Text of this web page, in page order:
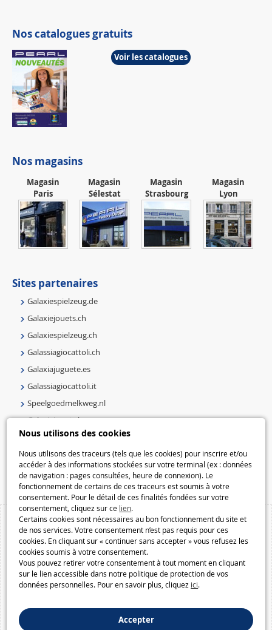
Nous utilisons des cookies
Nous utilisons des traceurs (tels que les cookies) pour inscrire et/ou
accéder à des informations stockées sur votre terminal (ex : données
de navigation : pages consultées, heure de connexion). Le
fonctionnement de certains de ces traceurs est soumis à votre
consentement. Pour le détail de ces finalités fondées sur votre
consentement, cliquez sur ce lien.
Certains cookies sont nécessaires au bon fonctionnement du site et
de nos services. Votre consentement n’est pas requis pour ces
cookies. En cliquant sur « continuer sans accepter » vous refusez les
cookies soumis à votre consentement.
Vous pouvez retirer votre consentement à tout moment en cliquant
sur le lien accessible dans notre politique de protection de vos
données personnelles. Pour en savoir plus, cliquez ici.
Accepter
Nos catalogues gratuits
Voir les catalogues
Nos magasins
Magasin
Paris
Magasin
Sélestat
Magasin
Strasbourg
Magasin
Lyon
Sites partenaires
Galaxiespielzeug.de
Galaxiejouets.ch
Galaxiespielzeug.ch
Galassiagiocattoli.ch
Galaxiajuguete.es
Galassiagiocattoli.it
Speelgoedmelkweg.nl
Galaxiejouets.be
Galaxiespielzeug.be
Speelgoedmelkweg.be
Macway.com